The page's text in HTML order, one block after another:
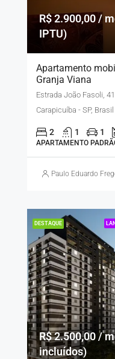
R$ 2.900,00 /
IPTU)
Apartamento
Granja Viana
Estrada João Fasoli,
Carapicuíba - SP, Brasil
2 1 1
APARTAMENTO
Paulo Eduardo
DESTAQUE
R$ 2.500,00 /
incluídos)